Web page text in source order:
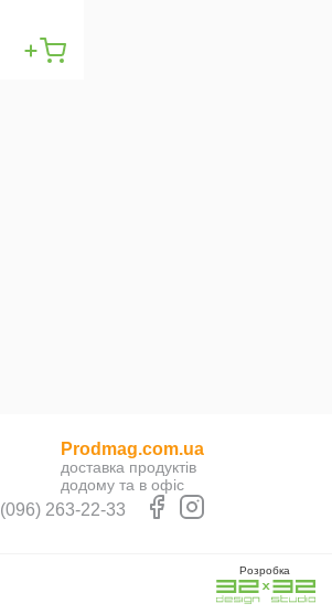
Prodmag.com.ua
доставка продуктів
додому та в офіс
(096) 263-22-33
Розробка